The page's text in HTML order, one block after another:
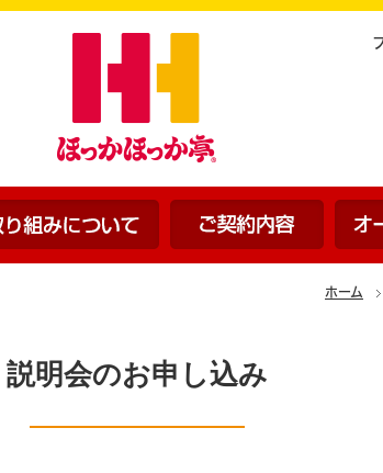
ほっか亭の歩み ほっかほっか亭の取り組みに
ご契約
ホーム
説明会のお申し込み